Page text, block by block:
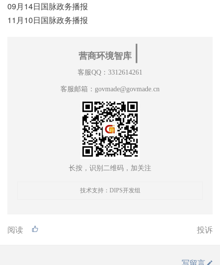
09月14日国脉政务播报
11月10日国脉政务播报
营商环境智库
客服QQ：3312614261
客服邮箱：govmade@govmade.cn
长按，识别二维码，加关注
技术支持：DIPS开发组
阅读 投诉